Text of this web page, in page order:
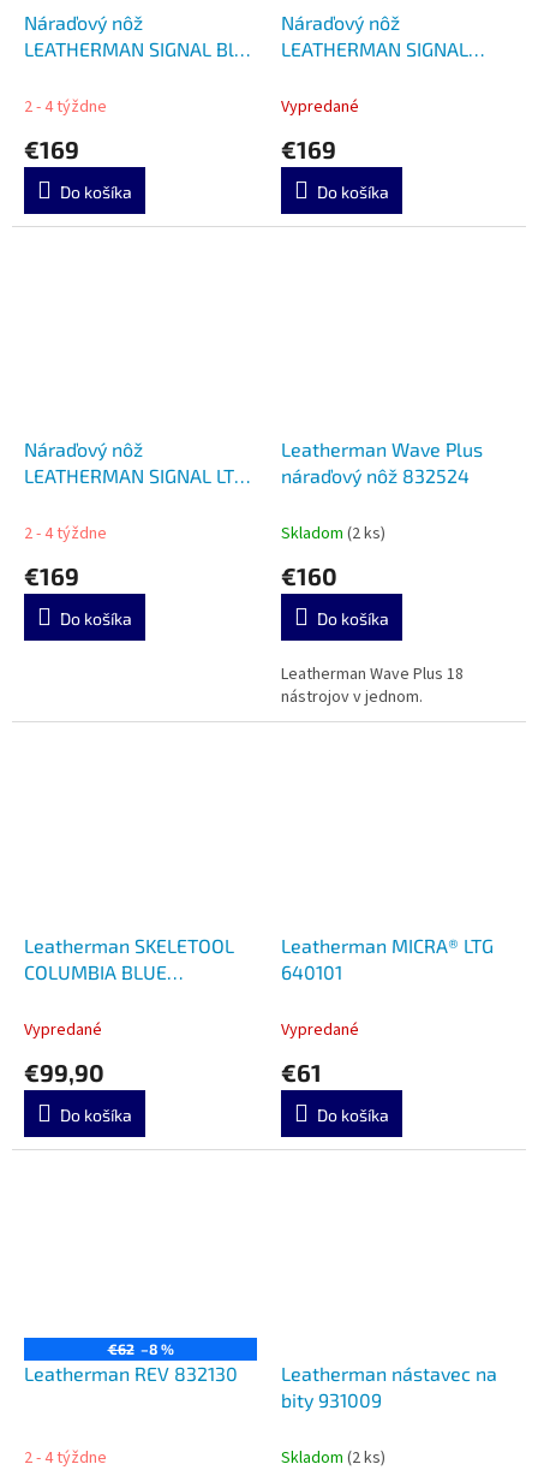
Náraďový nôž
LEATHERMAN SIGNAL Blue
2 - 4 týždne
€169
Do košíka
Náraďový nôž
LEATHERMAN SIGNAL
Vypredané
€169
Do košíka
Náraďový nôž
LEATHERMAN SIGNAL LTG
2 - 4 týždne
€169
Do košíka
Leatherman Wave Plus
náraďový nôž 832524
Skladom (2 ks)
€160
Do košíka
Leatherman Wave Plus 18
nástrojov v jednom.
Leatherman SKELETOOL
COLUMBIA BLUE
Vypredané
€99,90
Do košíka
Leatherman MICRA® LTG
640101
Vypredané
€61
Do košíka
€62 –8 %
Leatherman REV 832130
2 - 4 týždne
Leatherman nástavec na
bity 931009
Skladom (2 ks)